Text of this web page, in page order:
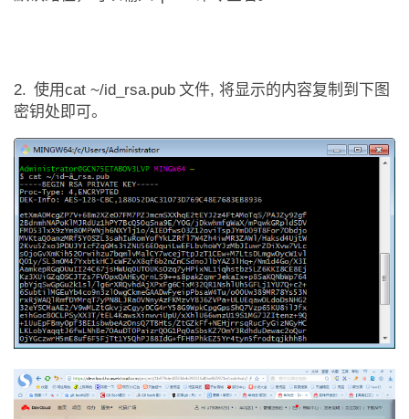
2. 使用cat ~/id_rsa.pub 文件, 将显示的内容复制到下图
密钥处即可。